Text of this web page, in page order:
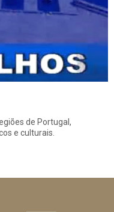
de Portugal,
e culturais.